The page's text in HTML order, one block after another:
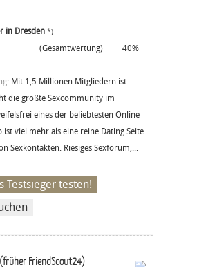
in Dresden *)
(Gesamtwertung)
40%
Mit 1,5 Millionen Mitgliedern ist
die größte Sexcommunity im
eines der beliebtesten Online
ist viel mehr als eine reine Dating Seite
Sexkontakten. Riesiges Sexforum,...
Testsieger testen!
FriendScout24)